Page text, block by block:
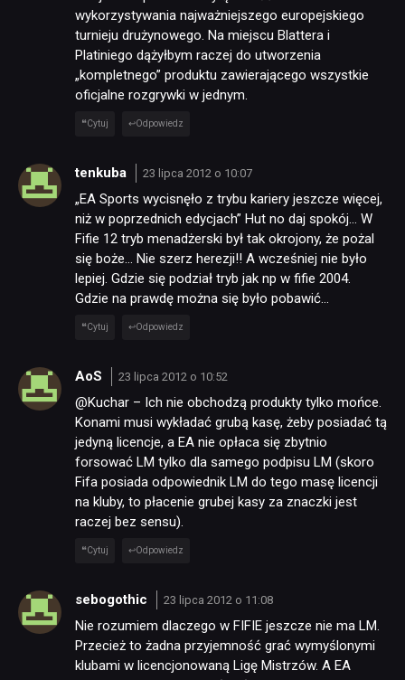
wykorzystywania najważniejszego europejskiego
turnieju drużynowego. Na miejscu Blattera i
Platiniego dążyłbym raczej do utworzenia
„kompletnego” produktu zawierającego wszystkie
oficjalne rozgrywki w jednym.
Cytuj Odpowiedz
tenkuba 23 lipca 2012 o 10:07
„EA Sports wycisnęło z trybu kariery jeszcze więcej,
niż w poprzednich edycjach” Hut no daj spokój… W
Fifie 12 tryb menadżerski był tak okrojony, że pożal
się boże… Nie szerz herezji!! A wcześniej nie było
lepiej. Gdzie się podział tryb jak np w fifie 2004.
Gdzie na prawdę można się było pobawić…
Cytuj Odpowiedz
AoS 23 lipca 2012 o 10:52
@Kuchar – Ich nie obchodzą produkty tylko mońce.
Konami musi wykładać grubą kasę, żeby posiadać tą
jedyną licencje, a EA nie opłaca się zbytnio
forsować LM tylko dla samego podpisu LM (skoro
Fifa posiada odpowiednik LM do tego masę licencji
na kluby, to płacenie grubej kasy za znaczki jest
raczej bez sensu).
Cytuj Odpowiedz
sebogothic 23 lipca 2012 o 11:08
Nie rozumiem dlaczego w FIFIE jeszcze nie ma LM.
Przecież to żadna przyjemność grać wymyślonymi
klubami w licencjonowaną Ligę Mistrzów. A EA